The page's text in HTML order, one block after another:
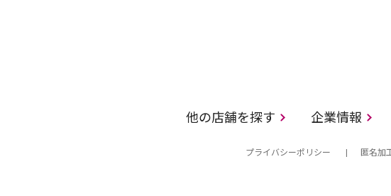
他の店舗を探す 企業情報
プライバシーポリシー 匿名加